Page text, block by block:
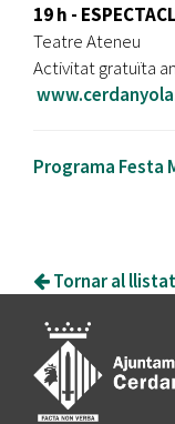
19 h -
Teatre Ateneu
Activitat gratuïta
Programa Festa
Tornar al